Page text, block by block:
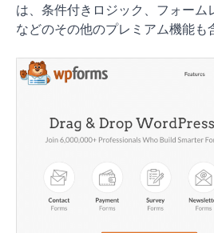
は、条件付きロジック、フォーム
などのその他のプレミアム機能も